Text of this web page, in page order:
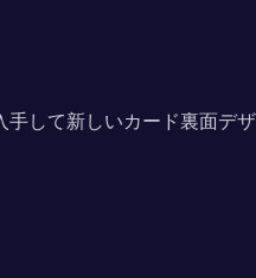
手して新しいカード裏面デザ